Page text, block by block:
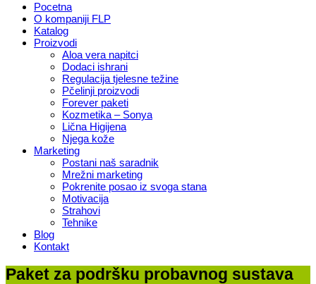
Pocetna
O kompaniji FLP
Katalog
Proizvodi
Aloa vera napitci
Dodaci ishrani
Regulacija tjelesne težine
Pčelinji proizvodi
Forever paketi
Kozmetika – Sonya
Lična Higijena
Njega kože
Marketing
Postani naš saradnik
Mrežni marketing
Pokrenite posao iz svoga stana
Motivacija
Strahovi
Tehnike
Blog
Kontakt
Paket za podršku probavnog sustava